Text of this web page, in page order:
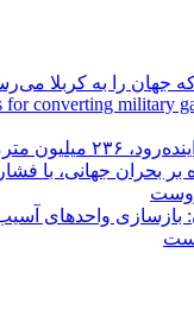
جهان را به کربلا
for converting military
مترمکعب است
بر بحران جهانی، با
بازسازی واحدهای